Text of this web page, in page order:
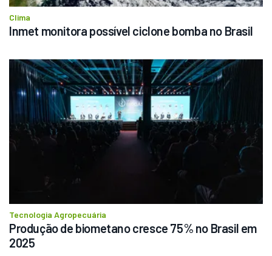
Clima
Inmet monitora possível ciclone bomba no Brasil
Tecnologia Agropecuária
Produção de biometano cresce 75% no Brasil em
2025